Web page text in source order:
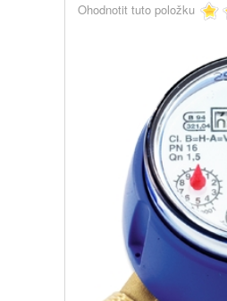
Ohodnotit tuto položku